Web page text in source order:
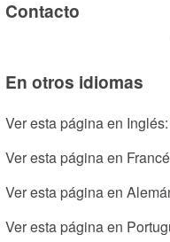
Contacto
En otros idiomas
Ver esta página en Inglés:
Ver esta página en
Ver esta página en
Ver esta página en